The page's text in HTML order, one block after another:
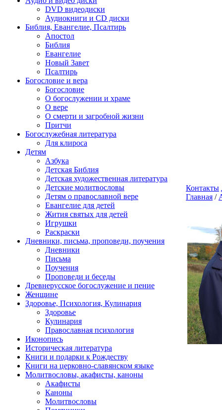
DVD видеодиски
Аудиокниги и CD диски
Библия, Евангелие, Псалтирь
Апостол
Библия
Евангелие
Новый Завет
Псалтирь
Богословие и вера
Богословие
О богослужении и храме
О вере
О смерти и загробной жизни
Притчи
Богослужебная литература
Для клироса
Детям
Азбука
Детская Библия
Детская художественная литература
Детские молитвословы
Детям о православной вере
Евангелие для детей
Жития святых для детей
Игрушки
Раскраски
Дневники, письма, проповеди, поучения
Дневники
Письма
Поучения
Проповеди и беседы
Древнерусское богослужение и пение
Женщине
Здоровье, Психология, Кулинария
Здоровье
Кулинария
Православная психология
Иконопись
Историческая литература
Книги и подарки к Рождеству
Книги на церковно-славянском языке
Молитвословы, акафисты, каноны
Акафисты
Каноны
Молитвословы
Контакты
Главная /